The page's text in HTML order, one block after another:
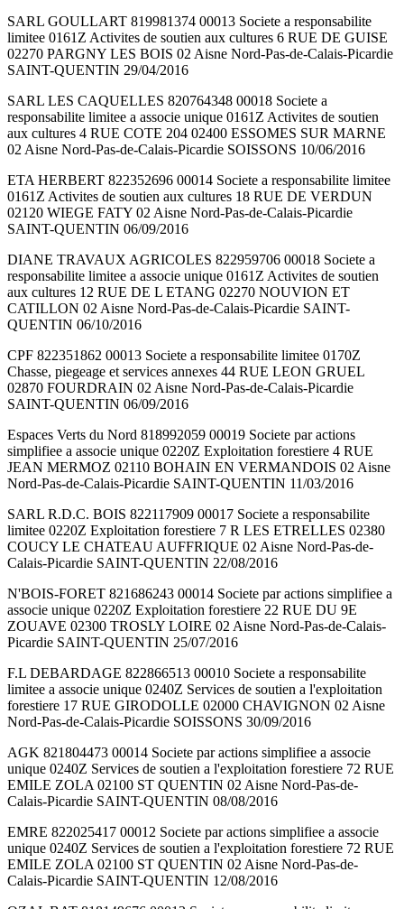
SARL GOULLART 819981374 00013 Societe a responsabilite
limitee 0161Z Activites de soutien aux cultures 6 RUE DE GUISE
02270 PARGNY LES BOIS 02 Aisne Nord-Pas-de-Calais-Picardie
SAINT-QUENTIN 29/04/2016
SARL LES CAQUELLES 820764348 00018 Societe a
responsabilite limitee a associe unique 0161Z Activites de soutien
aux cultures 4 RUE COTE 204 02400 ESSOMES SUR MARNE
02 Aisne Nord-Pas-de-Calais-Picardie SOISSONS 10/06/2016
ETA HERBERT 822352696 00014 Societe a responsabilite limitee
0161Z Activites de soutien aux cultures 18 RUE DE VERDUN
02120 WIEGE FATY 02 Aisne Nord-Pas-de-Calais-Picardie
SAINT-QUENTIN 06/09/2016
DIANE TRAVAUX AGRICOLES 822959706 00018 Societe a
responsabilite limitee a associe unique 0161Z Activites de soutien
aux cultures 12 RUE DE L ETANG 02270 NOUVION ET
CATILLON 02 Aisne Nord-Pas-de-Calais-Picardie SAINT-
QUENTIN 06/10/2016
CPF 822351862 00013 Societe a responsabilite limitee 0170Z
Chasse, piegeage et services annexes 44 RUE LEON GRUEL
02870 FOURDRAIN 02 Aisne Nord-Pas-de-Calais-Picardie
SAINT-QUENTIN 06/09/2016
Espaces Verts du Nord 818992059 00019 Societe par actions
simplifiee a associe unique 0220Z Exploitation forestiere 4 RUE
JEAN MERMOZ 02110 BOHAIN EN VERMANDOIS 02 Aisne
Nord-Pas-de-Calais-Picardie SAINT-QUENTIN 11/03/2016
SARL R.D.C. BOIS 822117909 00017 Societe a responsabilite
limitee 0220Z Exploitation forestiere 7 R LES ETRELLES 02380
COUCY LE CHATEAU AUFFRIQUE 02 Aisne Nord-Pas-de-
Calais-Picardie SAINT-QUENTIN 22/08/2016
N'BOIS-FORET 821686243 00014 Societe par actions simplifiee a
associe unique 0220Z Exploitation forestiere 22 RUE DU 9E
ZOUAVE 02300 TROSLY LOIRE 02 Aisne Nord-Pas-de-Calais-
Picardie SAINT-QUENTIN 25/07/2016
F.L DEBARDAGE 822866513 00010 Societe a responsabilite
limitee a associe unique 0240Z Services de soutien a l'exploitation
forestiere 17 RUE GIRODOLLE 02000 CHAVIGNON 02 Aisne
Nord-Pas-de-Calais-Picardie SOISSONS 30/09/2016
AGK 821804473 00014 Societe par actions simplifiee a associe
unique 0240Z Services de soutien a l'exploitation forestiere 72 RUE
EMILE ZOLA 02100 ST QUENTIN 02 Aisne Nord-Pas-de-
Calais-Picardie SAINT-QUENTIN 08/08/2016
EMRE 822025417 00012 Societe par actions simplifiee a associe
unique 0240Z Services de soutien a l'exploitation forestiere 72 RUE
EMILE ZOLA 02100 ST QUENTIN 02 Aisne Nord-Pas-de-
Calais-Picardie SAINT-QUENTIN 12/08/2016